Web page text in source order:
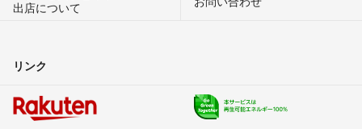
出店について
リンク